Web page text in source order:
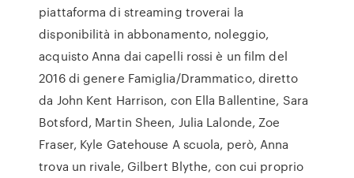
piattaforma di streaming troverai la
disponibilità in abbonamento, noleggio,
acquisto Anna dai capelli rossi è un film del
2016 di genere Famiglia/Drammatico, diretto
da John Kent Harrison, con Ella Ballentine, Sara
Botsford, Martin Sheen, Julia Lalonde, Zoe
Fraser, Kyle Gatehouse A scuola, però, Anna
trova un rivale, Gilbert Blythe, con cui proprio